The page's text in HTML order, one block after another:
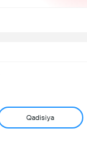
Qadisiya